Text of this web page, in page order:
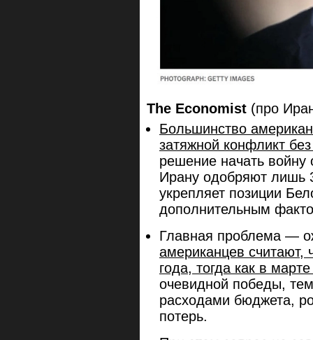
The Economist (про
Большинство
затяжной конфликт
решение начать
Ирану одобряют лишь
укрепляет позиции
дополнительным
Главная проблема —
американцев считают,
года, тогда как в
очевидной победы,
расходами бюджета,
потерь.